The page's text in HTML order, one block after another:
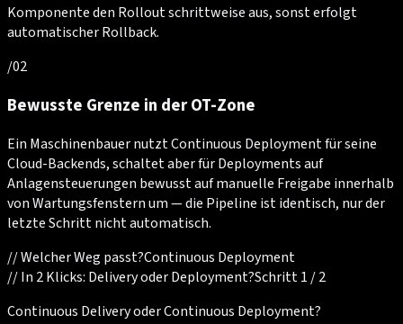
Komponente den Rollout schrittweise aus, sonst erfolgt
automatischer Rollback.
/02
Bewusste Grenze in der OT-Zone
Ein Maschinenbauer nutzt Continuous Deployment für seine
Cloud-Backends, schaltet aber für Deployments auf
Anlagensteuerungen bewusst auf manuelle Freigabe innerhalb
von Wartungsfenstern um — die Pipeline ist identisch, nur der
letzte Schritt nicht automatisch.
//Welcher Weg passt?Continuous Deployment
//In 2 Klicks: Delivery oder Deployment?Schritt 1 / 2
Continuous Delivery oder Continuous Deployment?